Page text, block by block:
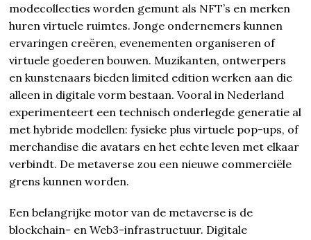
modecollecties worden gemunt als NFT’s en merken
huren virtuele ruimtes. Jonge ondernemers kunnen
ervaringen creëren, evenementen organiseren of
virtuele goederen bouwen. Muzikanten, ontwerpers
en kunstenaars bieden limited edition werken aan die
alleen in digitale vorm bestaan. Vooral in Nederland
experimenteert een technisch onderlegde generatie al
met hybride modellen: fysieke plus virtuele pop-ups, of
merchandise die avatars en het echte leven met elkaar
verbindt. De metaverse zou een nieuwe commerciële
grens kunnen worden.
Een belangrijke motor van de metaverse is de
blockchain- en Web3-infrastructuur. Digitale